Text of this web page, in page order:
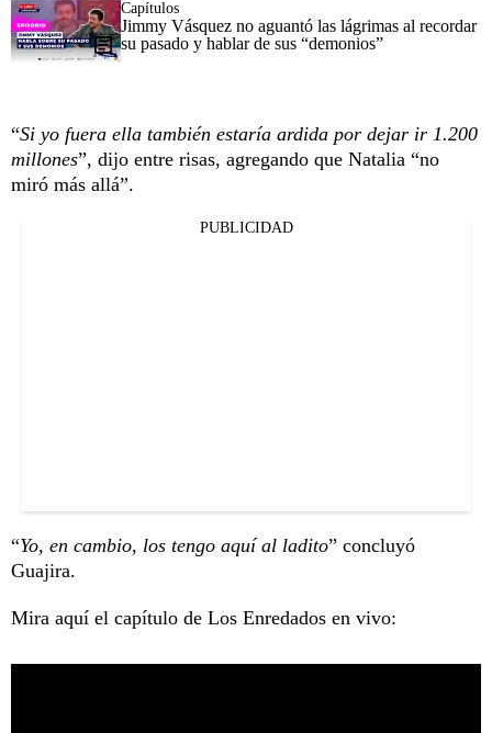
Capítulos
Jimmy Vásquez no aguantó las lágrimas al recordar
su pasado y hablar de sus “demonios”
“Si yo fuera ella también estaría ardida por dejar ir 1.200
millones”, dijo entre risas, agregando que Natalia “no
miró más allá”.
PUBLICIDAD
“Yo, en cambio, los tengo aquí al ladito” concluyó
Guajira.
Mira aquí el capítulo de Los Enredados en vivo: